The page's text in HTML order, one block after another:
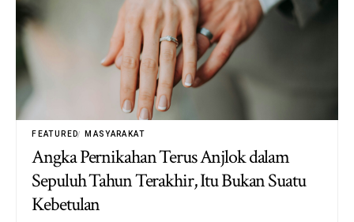
FEATURED MASYARAKAT
Angka Pernikahan Terus Anjlok dalam
Sepuluh Tahun Terakhir, Itu Bukan Suatu
Kebetulan